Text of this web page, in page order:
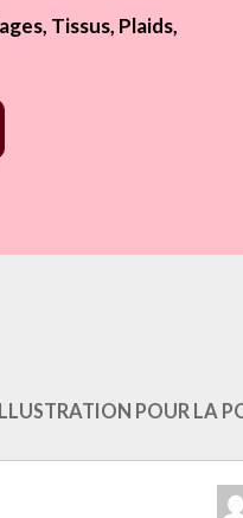
Tissus, Plaids,
POUR LA